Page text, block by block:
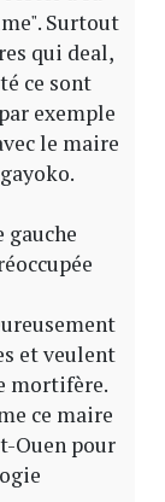
Surtout
qui deal,
ce sont
exemple
le maire
et veulent
mortifère.
ce maire
Ouen pour